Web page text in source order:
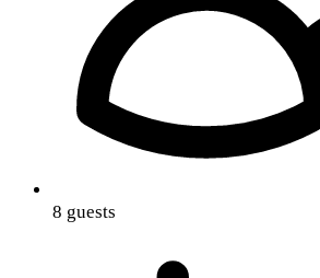
8 guests